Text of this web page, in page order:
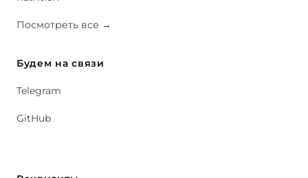
Посмотреть все →
Будем на связи
Telegram
GitHub